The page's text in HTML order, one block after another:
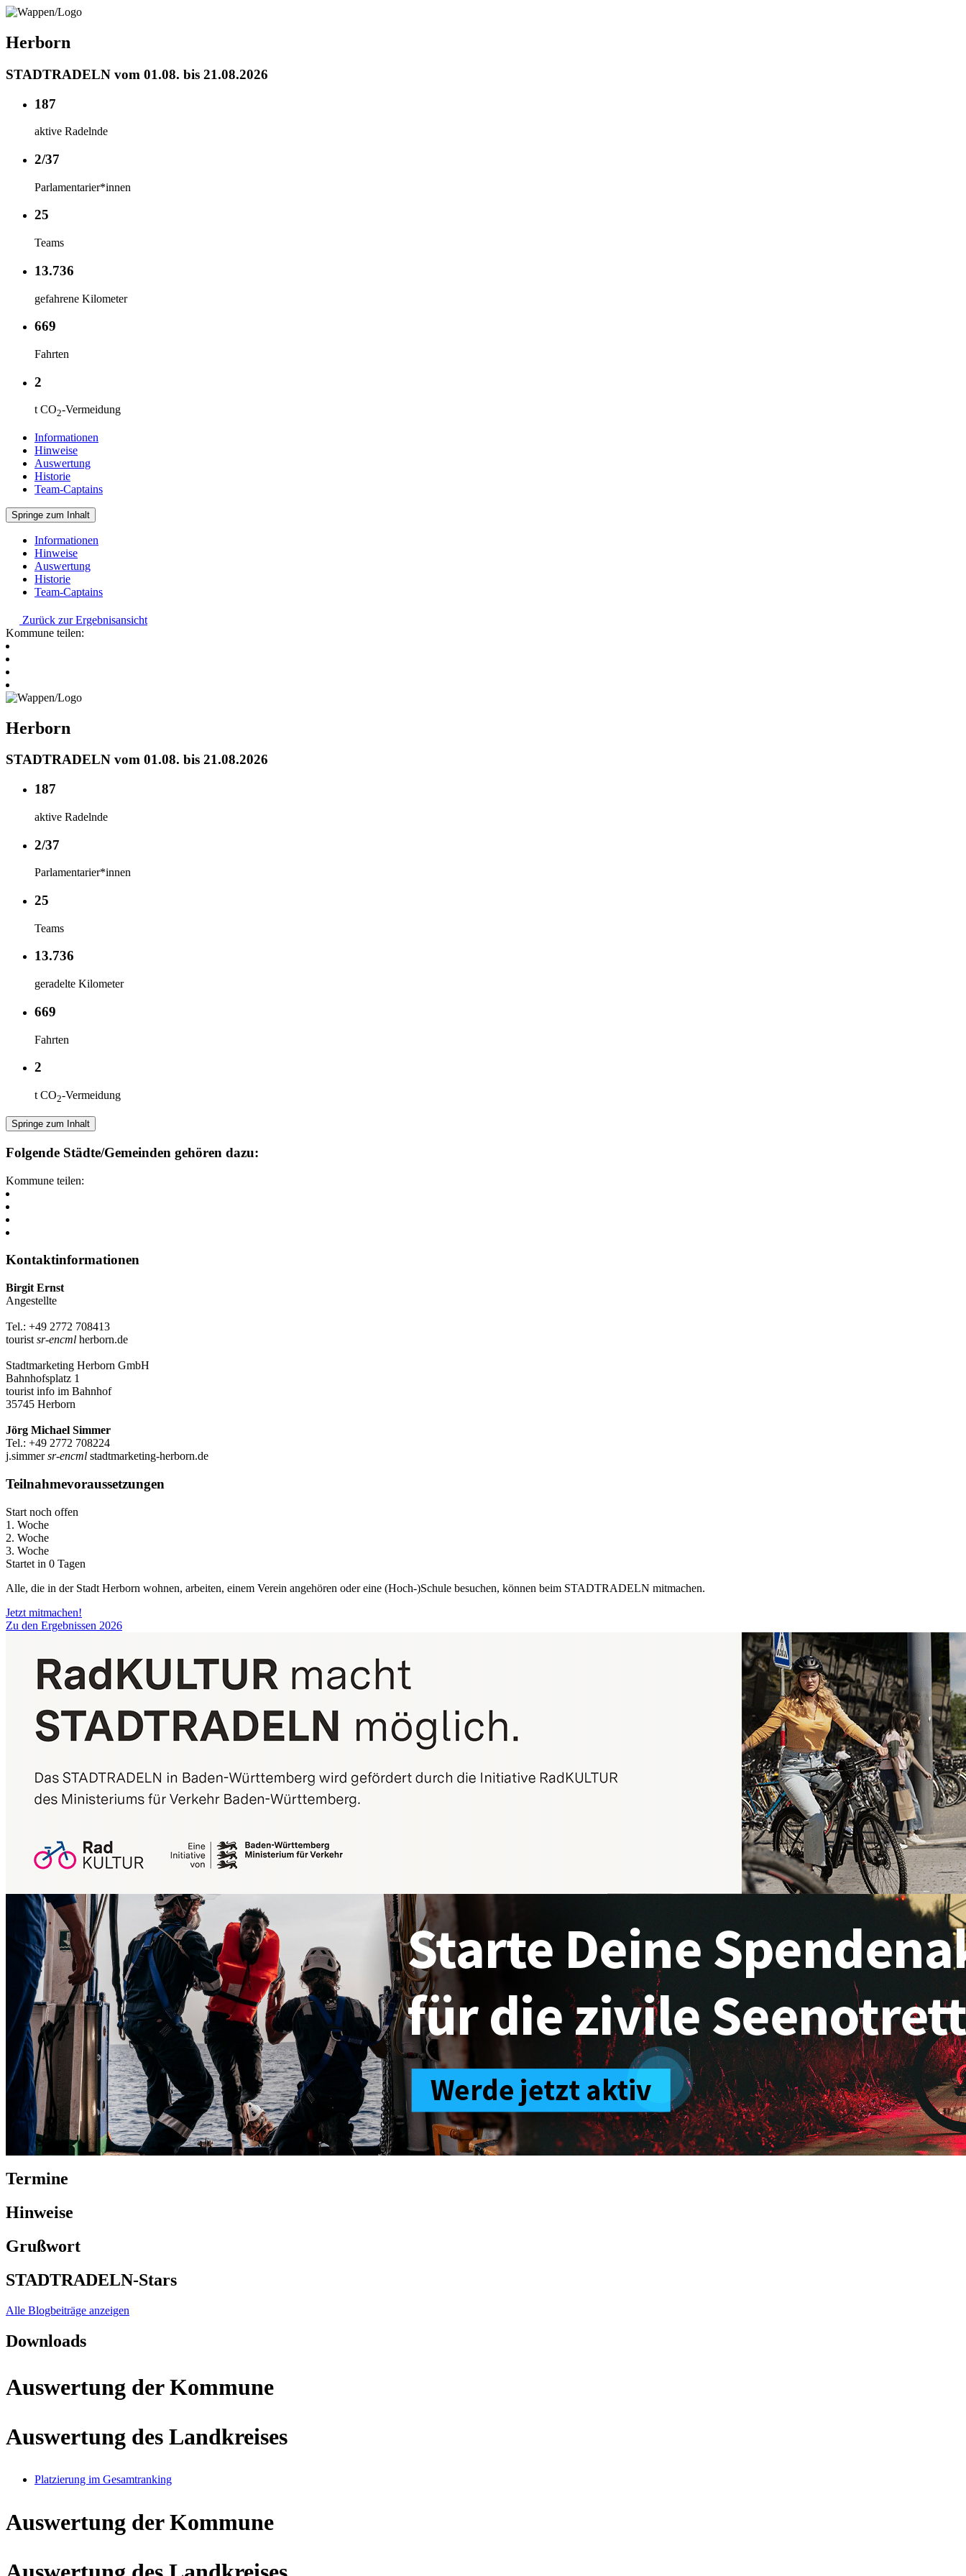
Herborn
STADTRADELN vom 01.08. bis 21.08.2026
187
aktive Radelnde
2/37
Parlamentarier*innen
25
Teams
13.736
gefahrene Kilometer
669
Fahrten
2
t CO2-Vermeidung
Informationen
Hinweise
Auswertung
Historie
Team-Captains
Springe zum Inhalt
Informationen
Hinweise
Auswertung
Historie
Team-Captains
Zurück zur Ergebnisansicht
Kommune teilen:
Herborn
STADTRADELN vom 01.08. bis 21.08.2026
187
aktive Radelnde
2/37
Parlamentarier*innen
25
Teams
13.736
geradelte Kilometer
669
Fahrten
2
t CO2-Vermeidung
Springe zum Inhalt
Folgende Städte/Gemeinden gehören dazu:
Kommune teilen:
Kontaktinformationen
Birgit Ernst
Angestellte
Tel.: +49 2772 708413
tourist sr-encml herborn.de
Stadtmarketing Herborn GmbH
Bahnhofsplatz 1
tourist info im Bahnhof
35745 Herborn
Jörg Michael Simmer
Tel.: +49 2772 708224
j.simmersr-encml stadtmarketing-herborn.de
Teilnahmevoraussetzungen
Start noch offen
1. Woche
2. Woche
3. Woche
Startet in 0 Tagen
Alle, die in der Stadt Herborn wohnen, arbeiten, einem Verein angehören oder eine (Hoch-)Schule besuchen, können beim STADTRADELN mitmachen.
Jetzt mitmachen!
Zu den Ergebnissen 2026
Termine
Hinweise
Grußwort
STADTRADELN-Stars
Alle Blogbeiträge anzeigen
Downloads
Auswertung der Kommune
Auswertung des Landkreises
Platzierung im Gesamtranking
Auswertung der Kommune